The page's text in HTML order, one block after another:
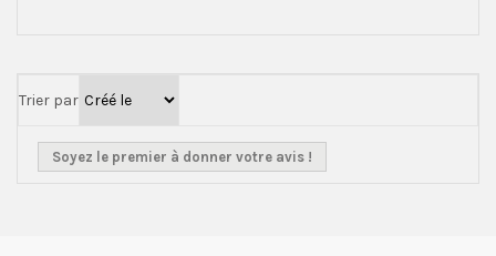
Trier par
Soyez le premier à donner votre avis !